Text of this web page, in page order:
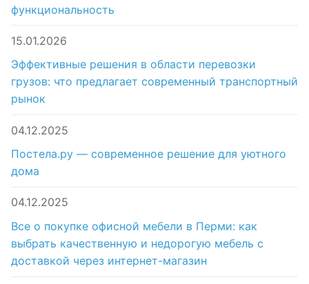
функциональность
15.01.2026
Эффективные решения в области перевозки
грузов: что предлагает современный транспортный
рынок
04.12.2025
Постела.ру — современное решение для уютного
дома
04.12.2025
Все о покупке офисной мебели в Перми: как
выбрать качественную и недорогую мебель с
доставкой через интернет-магазин